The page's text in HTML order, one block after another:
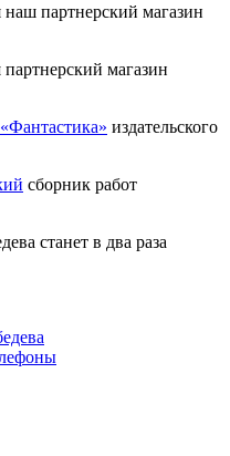
партнерский магазин
магазин
издательского
сборник работ
станет в два раза